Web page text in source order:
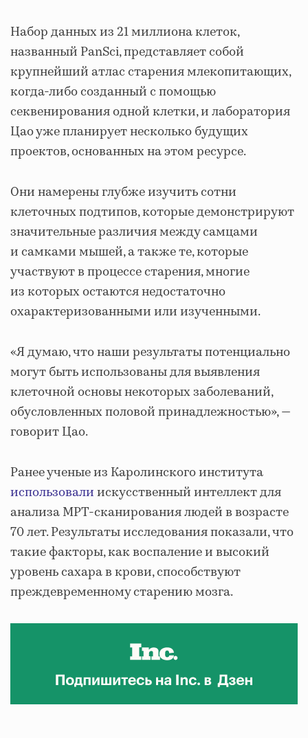
Набор данных из 21 миллиона клеток,
названный PanSci, представляет собой
крупнейший атлас старения млекопитающих,
когда-либо созданный с помощью
секвенирования одной клетки, и лаборатория
Цао уже планирует несколько будущих
проектов, основанных на этом ресурсе.
Они намерены глубже изучить сотни
клеточных подтипов, которые демонстрируют
значительные различия между самцами
и самками мышей, а также те, которые
участвуют в процессе старения, многие
из которых остаются недостаточно
охарактеризованными или изученными.
«Я думаю, что наши результаты потенциально
могут быть использованы для выявления
клеточной основы некоторых заболеваний,
обусловленных половой принадлежностью», —
говорит Цао.
Ранее ученые из Каролинского института
использовалиискусственный интеллект для
анализа МРТ-сканирования людей в возрасте
70 лет. Результаты исследования показали, что
такие факторы, как воспаление и высокий
уровень сахара в крови, способствуют
преждевременному старению мозга.